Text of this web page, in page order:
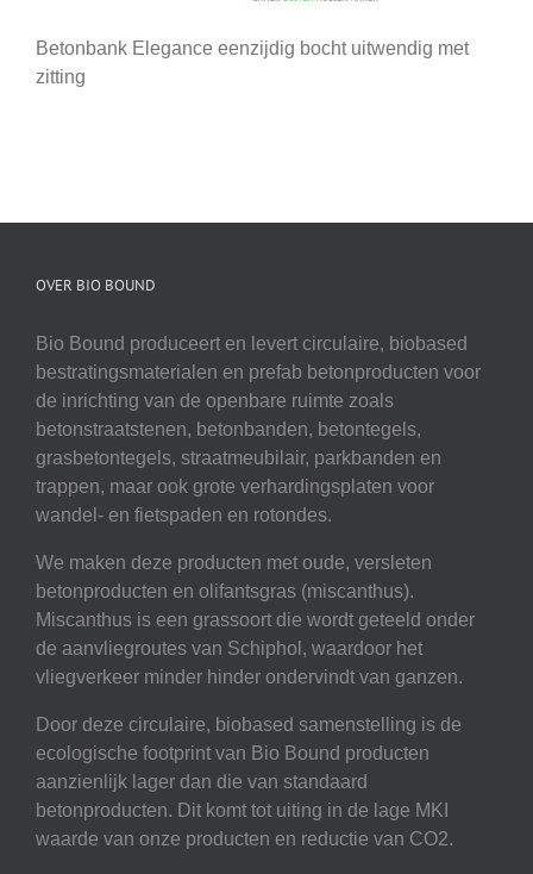
Betonbank Elegance eenzijdig bocht uitwendig met
zitting
OVER BIO BOUND
Bio Bound produceert en levert circulaire, biobased
bestratingsmaterialen en prefab betonproducten voor
de inrichting van de openbare ruimte zoals
betonstraatstenen, betonbanden, betontegels,
grasbetontegels, straatmeubilair, parkbanden en
trappen, maar ook grote verhardingsplaten voor
wandel- en fietspaden en rotondes.
We maken deze producten met oude, versleten
betonproducten en olifantsgras (miscanthus).
Miscanthus is een grassoort die wordt geteeld onder
de aanvliegroutes van Schiphol, waardoor het
vliegverkeer minder hinder ondervindt van ganzen.
Door deze circulaire, biobased samenstelling is de
ecologische footprint van Bio Bound producten
aanzienlijk lager dan die van standaard
betonproducten. Dit komt tot uiting in de lage MKI
waarde van onze producten en reductie van CO2.